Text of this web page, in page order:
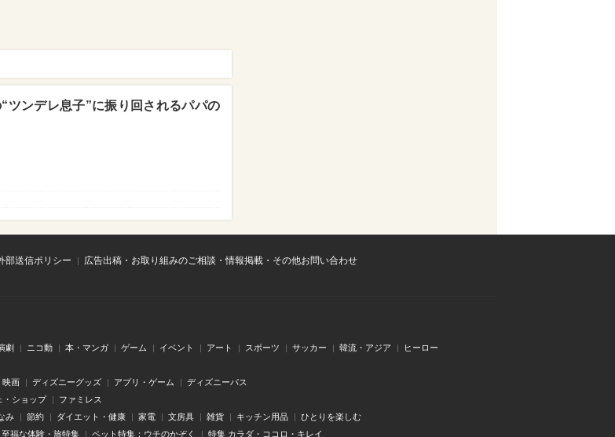
ツンデレ息子”に振り回されるパパの
部送信ポリシー
広告出稿・お取り組みのご相談・情報掲載・その他お問い合わせ
劇 ニコ動 本・マンガ ゲーム イベント アート スポーツ サッカー 韓流・アジア ヒーロー
映画 ディズニーグッズ アプリ・ゲーム ディズニーパス
・ショップ ファミレス
み 節約 ダイエット・健康 家電 文房具 雑貨 キッチン用品 ひとりを楽しむ
福な体験・旅特集 ペット特集：ウチのかぞく 特集 カラダ・ココロ・キレイ